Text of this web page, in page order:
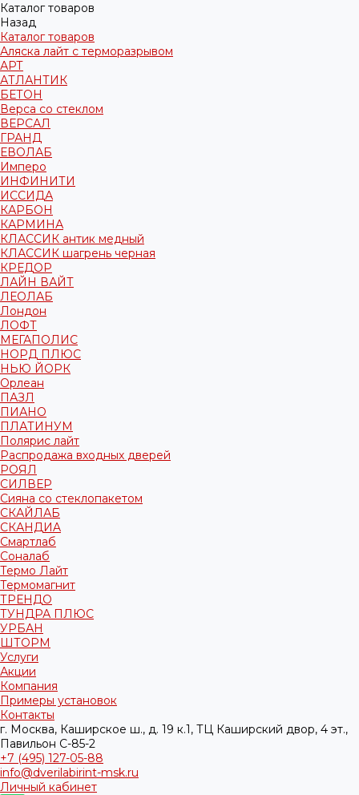
Каталог товаров
Назад
Каталог товаров
Аляска лайт с терморазрывом
АРТ
АТЛАНТИК
БЕТОН
Верса со стеклом
ВЕРСАЛ
ГРАНД
ЕВОЛАБ
Имперо
ИНФИНИТИ
ИССИДА
КАРБОН
КАРМИНА
КЛАССИК антик медный
КЛАССИК шагрень черная
КРЕДОР
ЛАЙН ВАЙТ
ЛЕОЛАБ
Лондон
ЛОФТ
МЕГАПОЛИС
НОРД ПЛЮС
НЬЮ ЙОРК
Орлеан
ПАЗЛ
ПИАНО
ПЛАТИНУМ
Полярис лайт
Распродажа входных дверей
РОЯЛ
СИЛВЕР
Сияна со стеклопакетом
СКАЙЛАБ
СКАНДИA
Смартлаб
Соналаб
Термо Лайт
Термомагнит
ТРЕНДО
ТУНДРА ПЛЮС
УРБАН
ШТОРМ
Услуги
Акции
Компания
Примеры установок
Контакты
г. Москва, Каширское ш., д. 19 к.1, ТЦ Каширский двор, 4 эт.,
Павильон C-85-2
+7 (495) 127-05-88‬
info@dverilabirint-msk.ru
Личный кабинет